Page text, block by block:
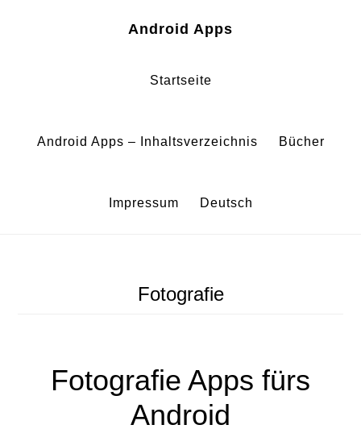
Android Apps
Startseite
Android Apps – Inhaltsverzeichnis Bücher
Impressum Deutsch
Fotografie
Fotografie Apps fürs
Android